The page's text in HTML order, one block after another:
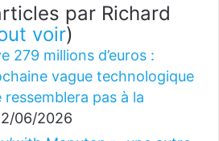
par Richard
voir)
279 millions d’euros :
vague technologique
pas à la
06/2026